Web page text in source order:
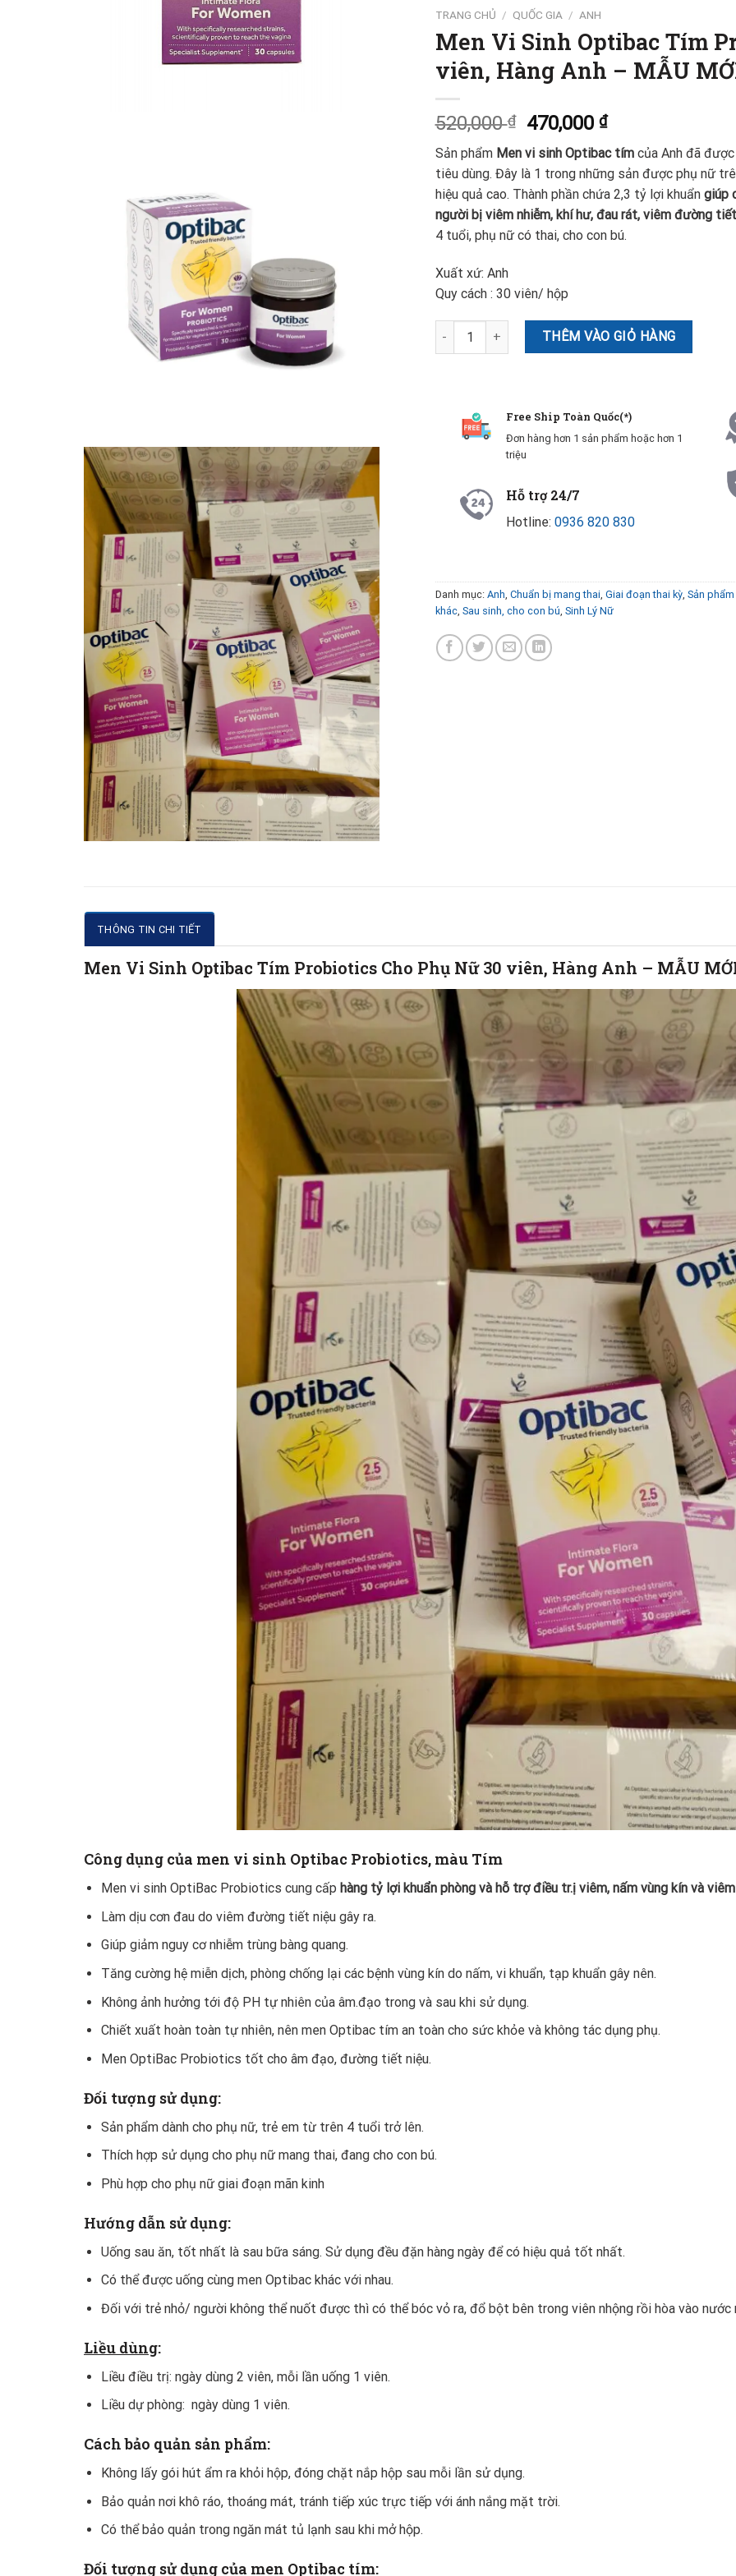
TRANG CHỦ / QUỐC GIA / ANH
Men Vi Sinh Optibac Tím
viên, Hàng Anh – MẪU
520,000₫ 470,000 ₫
Sản phẩm Men vi sinh Optibac tímcủa Anh đã được
tiêu dùng. Đây là 1 trong những sản được phụ nữ
hiệu quả cao. Thành phần chứa 2,3 tỷ lợi khuẩn giúp
người bị viêm nhiễm, khí hư, đau rát, viêm đường
4 tuổi, phụ nữ có thai, cho con bú.
Xuất xứ: Anh
Quy cách : 30 viên/ hộp
Men Vi Sinh Optibac Tím Probiotics Cho Phụ Nữ 30
THÊM VÀO GIỎ HÀNG
Free Ship Toàn Quốc(*)
Đơn hàng hơn 1 sản phẩm hoặc hơn 1
triệu
Hỗ trợ 24/7
Hotline: 0936 820 830
Danh mục: Anh, Chuẩn bị mang thai, Giai đoạn thai kỳ, Sản
khác, Sau sinh, cho con bú, Sinh Lý Nữ
THÔNG TIN CHI TIẾT
Men Vi Sinh Optibac Tím Probiotics Cho Phụ Nữ 30 viên, Hàng Anh – MẪU
Công dụng của men vi sinh Optibac Probiotics, màu Tím
Men vi sinh OptiBac Probiotics cung cấp hàng tỷ lợi khuẩn phòng và hỗ trợ điều tr.ị viêm, nấm vùng kín và
Làm dịu cơn đau do viêm đường tiết niệu gây ra.
Giúp giảm nguy cơ nhiễm trùng bàng quang.
Tăng cường hệ miễn dịch, phòng chống lại các bệnh vùng kín do nấm, vi khuẩn, tạp khuẩn gây nên.
Không ảnh hưởng tới độ PH tự nhiên của âm.đạo trong và sau khi sử dụng.
Chiết xuất hoàn toàn tự nhiên, nên men Optibac tím an toàn cho sức khỏe và không tác dụng phụ.
Men OptiBac Probiotics tốt cho âm đạo, đường tiết niệu.
Đối tượng sử dụng:
Sản phẩm dành cho phụ nữ, trẻ em từ trên 4 tuổi trở lên.
Thích hợp sử dụng cho phụ nữ mang thai, đang cho con bú.
Phù hợp cho phụ nữ giai đoạn mãn kinh
Hướng dẫn sử dụng:
Uống sau ăn, tốt nhất là sau bữa sáng. Sử dụng đều đặn hàng ngày để có hiệu quả tốt nhất.
Có thể được uống cùng men Optibac khác với nhau.
Đối với trẻ nhỏ/ người không thể nuốt được thì có thể bóc vỏ ra, đổ bột bên trong viên nhộng rồi hòa vào nước
Liều dùng:
Liều điều trị: ngày dùng 2 viên, mỗi lần uống 1 viên.
Liều dự phòng: ngày dùng 1 viên.
Cách bảo quản sản phẩm:
Không lấy gói hút ẩm ra khỏi hộp, đóng chặt nắp hộp sau mỗi lần sử dụng.
Bảo quản nơi khô ráo, thoáng mát, tránh tiếp xúc trực tiếp với ánh nắng mặt trời.
Có thể bảo quản trong ngăn mát tủ lạnh sau khi mở hộp.
Đối tượng sử dụng của men Optibac tím: